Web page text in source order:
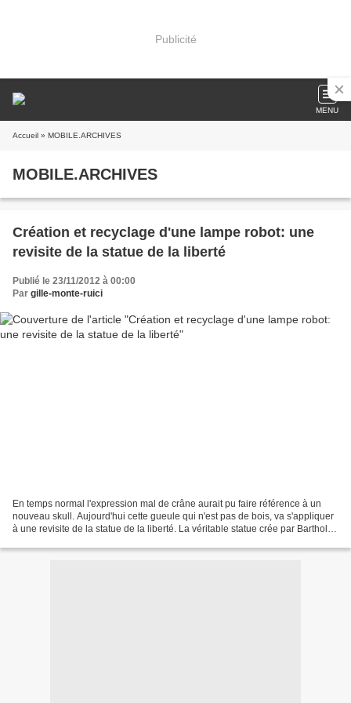
Publicité
MENU
Accueil » MOBILE.ARCHIVES
MOBILE.ARCHIVES
Création et recyclage d'une lampe robot: une
revisite de la statue de la liberté
Publié le 23/11/2012 à 00:00
Par gille-monte-ruici
En temps normal l'expression mal de crâne aurait pu faire référence à un
nouveau skull. Aujourd'hui cette gueule qui n'est pas de bois, va s'appliquer
à une revisite de la statue de la liberté. La véritable statue crée par Bartholdi,